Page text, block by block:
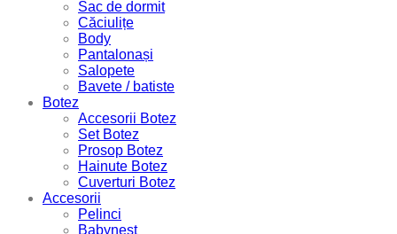
Sac de dormit
Căciulițe
Body
Pantalonași
Salopete
Bavete / batiste
Botez
Accesorii Botez
Set Botez
Prosop Botez
Hainute Botez
Cuverturi Botez
Accesorii
Pelinci
Babynest